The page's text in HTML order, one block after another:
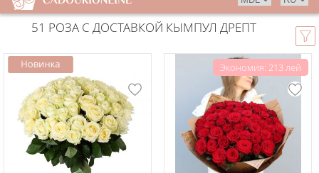
51 РОЗА С ДОСТАВКОЙ КЫМПУЛ ДРЕПТ
Экономия: 213 лей